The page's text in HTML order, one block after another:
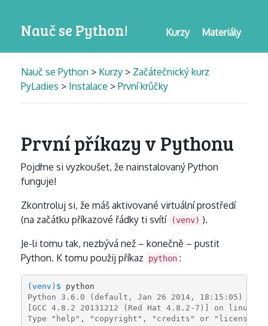
Nauč se Python! Materiály
Kurzy
Nauč se Python > Kurzy > Začátečnický kurz
PyLadies > Instalace > První krůčky
První příkazy v Pythonu
Pojďme si vyzkoušet, že nainstalovaný Python
funguje!
Zkontroluj si, že máš aktivované virtuální prostředí
(na začátku příkazové řádky ti svítí
(venv) ).
Je-li tomu tak, nezbývá než – konečně – pustit
Python. K tomu použij příkaz
python :
(venv)$
Python 3.6.0 (default, Jan 26 2014, 18:15:05)
[GCC 4.8.2 20131212 (Red Hat 4.8.2-7)] on linux
Type "help", "copyright", "credits" or "license"